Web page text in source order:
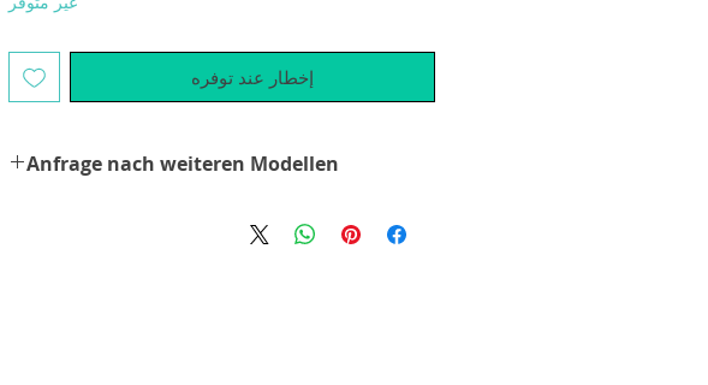
إخطار عند توفره
Anfrage nach weiteren Modellen